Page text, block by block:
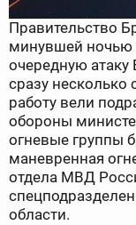
Правительство
минувшей ночью
очередную
сразу несколько
работу вели
обороны
огневые группы
маневренная
отдела МВД
области.